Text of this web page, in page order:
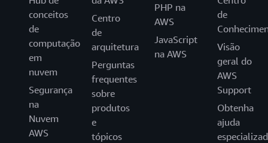
conceitos
de
computação
em
nuvem
Segurança
na
Nuvem
AWS
Centro
de
arquitetura
Perguntas
frequentes
sobre
produtos
e
tópicos
PHP na
AWS
JavaScript
na AWS
de
Visão
geral do
AWS
Support
Obtenha
ajuda